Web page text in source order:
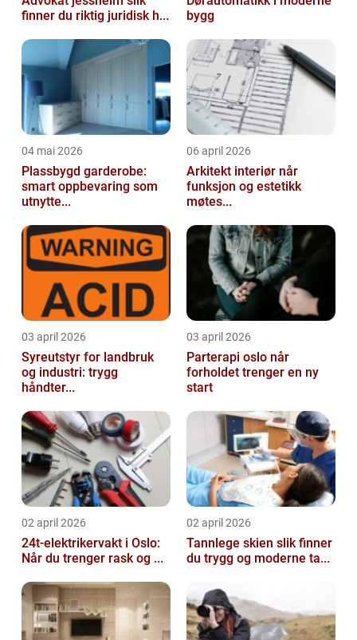
finner du riktig juridisk h...
bygg
04 mai 2026
Plassbygd garderobe:
smart oppbevaring som
utnytte...
06 april 2026
Arkitekt interiør når
funksjon og estetikk
møtes...
03 april 2026
Syreutstyr for landbruk
og industri: trygg
håndter...
03 april 2026
Parterapi oslo når
forholdet trenger en ny
start
02 april 2026
24t-elektrikervakt i Oslo:
Når du trenger rask og ...
02 april 2026
Tannlege skien slik finner
du trygg og moderne ta...